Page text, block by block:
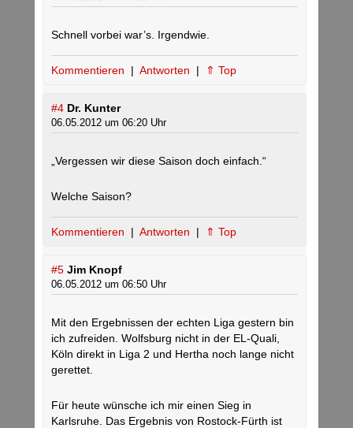
Schnell vorbei war’s. Irgendwie.
Kommentieren | Antworten | ⇑ Top
#4 Dr. Kunter
06.05.2012 um 06:20 Uhr
„Vergessen wir diese Saison doch einfach.“
Welche Saison?
Kommentieren | Antworten | ⇑ Top
#5 Jim Knopf
06.05.2012 um 06:50 Uhr
Mit den Ergebnissen der echten Liga gestern bin
ich zufreiden. Wolfsburg nicht in der EL-Quali,
Köln direkt in Liga 2 und Hertha noch lange nicht
gerettet.
Für heute wünsche ich mir einen Sieg in
Karlsruhe. Das Ergebnis von Rostock-Fürth ist